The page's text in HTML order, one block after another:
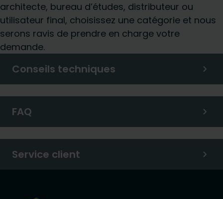
architecte, bureau d’études, distributeur ou
utilisateur final, choisissez une catégorie et nous
serons ravis de prendre en charge votre
demande.
Conseils techniques
FAQ
Service client